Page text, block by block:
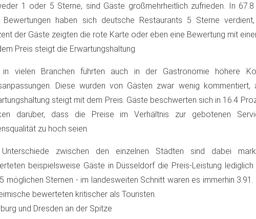
1 oder 5 Sterne, sind Gäste großmehrheitlich zufrieden. In
Bewertungen haben sich deutsche Restaurants 5 Sterne
der Gäste zeigten die rote Karte oder eben eine Bewertung mit
Preis steigt die Erwartungshaltung
in vielen Branchen führten auch in der Gastronomie höhere
Diese wurden von Gästen zwar wenig kommentiert,
steigt mit dem Preis. Gäste beschwerten sich in 16.4
darüber, dass die Preise im Verhältnis zur gebotenen
zu hoch seien.
zwischen den einzelnen Städten sind dabei
beispielsweise Gäste in Düsseldorf die Preis-Leistung
möglichen Sternen - im landesweiten Schnitt waren es immerhin 3.91.
bewerteten kritischer als Touristen.
und Dresden an der Spitze